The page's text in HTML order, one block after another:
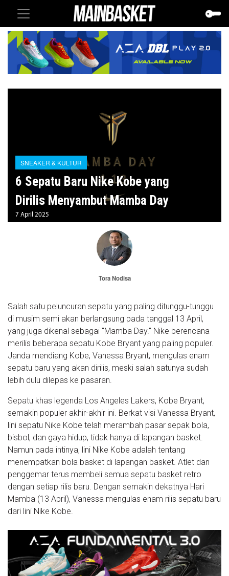
SNEAKER & KULTUR
6 Sepatu Baru Nike Kobe yang
Dirilis Menyambut Mamba Day
7 April 2025
Tora Nodisa
Salah satu peluncuran sepatu yang paling ditunggu-tunggu
di musim semi akan berlangsung pada tanggal 13 April,
yang juga dikenal sebagai "Mamba Day." Nike berencana
merilis beberapa sepatu Kobe Bryant yang paling populer.
Janda mendiang Kobe, Vanessa Bryant, mengulas enam
sepatu baru yang akan dirilis, meski salah satunya sudah
lebih dulu dilepas ke pasaran.
Sepatu khas legenda Los Angeles Lakers, Kobe Bryant,
semakin populer akhir-akhir ini. Berkat visi Vanessa Bryant,
lini sepatu Nike Kobe telah merambah pasar sepak bola,
bisbol, dan gaya hidup, tidak hanya di lapangan basket.
Namun pada intinya, lini Nike Kobe adalah tentang
menempatkan bola basket di lapangan basket. Atlet dan
penggemar terus membeli semua sepatu basket retro
dengan setiap rilis baru. Dengan semakin dekatnya Hari
Mamba (13 April), Vanessa mengulas enam rilis sepatu baru
dari lini Nike Kobe.